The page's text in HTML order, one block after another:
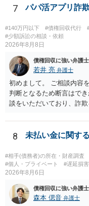
かすには早すぎるので執
せん。裁判所としては（
い可能性もありますし、
は裁判所へ相談した方がよ
7 パパ活アプリ詐
#140万円以下 #債権回収代行
#少額訴訟の相談・依頼
2026年8月8日
債権回収に強い弁護士
若井 亮 弁護士
初めまして。 ご相談内容
判断となるため断言はで
談をいただいており、詐
ります。 お金を渡した方
であるならば、相手方の
ずれにせよ、まずは速や
お勧めします。
8 未払い金に関す
#相手(債務者)の所在・財産調査
#個人・プライベート
#遅延損
2026年8月6日
債権回収に強い弁護士
森本 偲音 弁護士